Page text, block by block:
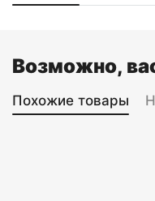
Возможно,
Похожие товары